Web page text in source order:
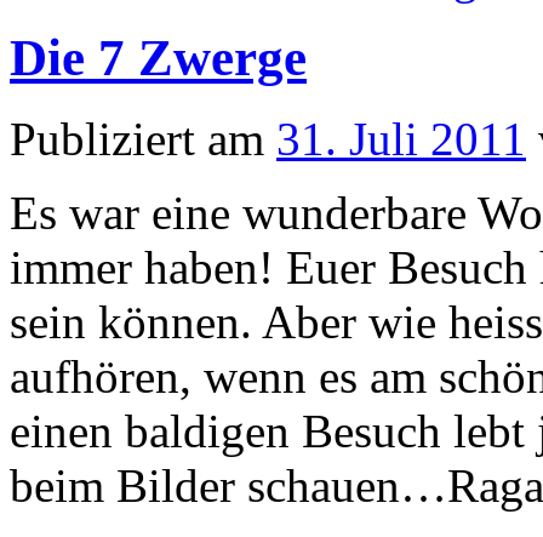
Die 7 Zwerge
Publiziert am 31. Juli 2011
Es war eine wunderbare
immer haben! Euer
sein können. Aber wie
aufhören, wenn es am
einen baldigen Besuch
beim Bilder